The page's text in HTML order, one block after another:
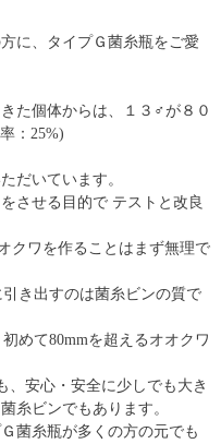
に、タイプＧ菌糸瓶をご愛
た個体からは、１３♂が８０
：25%)
だいています。
させる目的で テストと改良
クワを作ることはまず無理で
き出すのは菌糸ビンの質で
めて80mmを超えるオオクワ
、安心・安全に少しでも大き
糸ビンでもあります。
菌糸瓶が多くの方の元でも